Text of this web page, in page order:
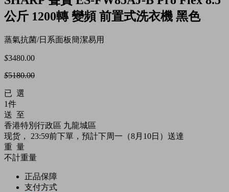
公斤 1200轉 變頻 前置式洗衣機 黑色
蒸氣抗菌/日系面板簡潔易用
$3480.00
$5180.00
已 選
1件
送 至
香港特別行政區 九龍城區
现货 ， 23:59前下單，預計下周一（8月10日）送達
重 量
不計重量
正品保障
支付方式